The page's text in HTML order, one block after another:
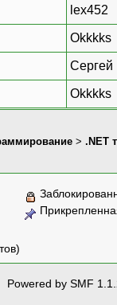
lex452
Okkkks
Сергей
Okkkks
> .NET
Powered by SMF